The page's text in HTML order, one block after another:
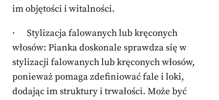
im objętości i witalności.
· Stylizacja falowanych lub kręconych
włosów: Pianka doskonale sprawdza się w
stylizacji falowanych lub kręconych włosów,
ponieważ pomaga zdefiniować fale i loki,
dodając im struktury i trwałości. Może być